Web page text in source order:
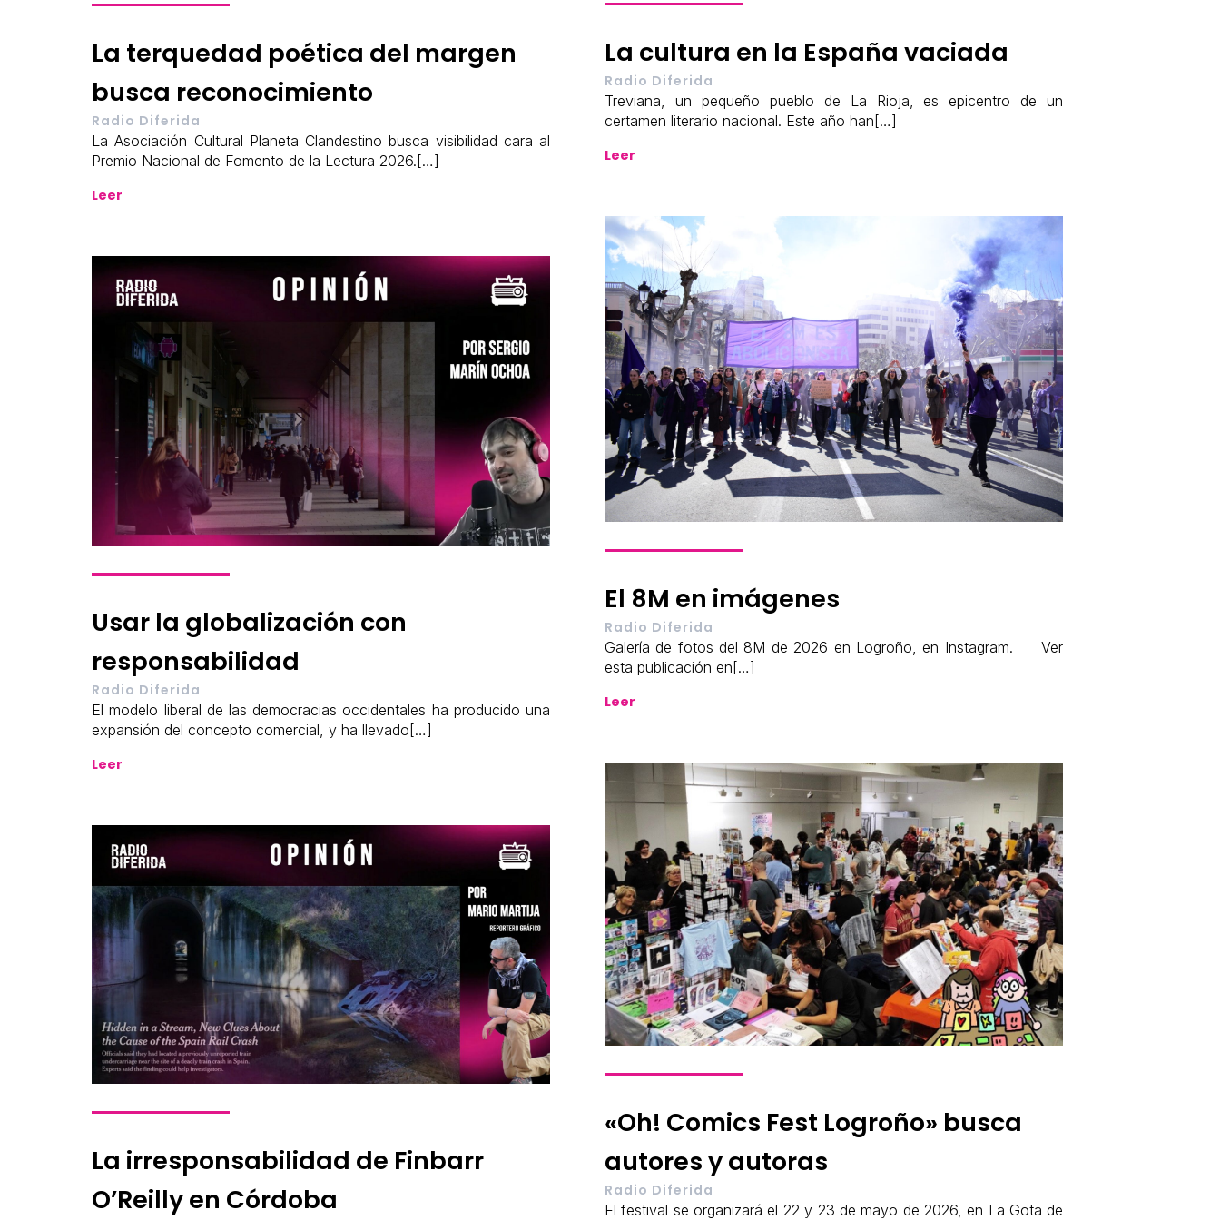
La cultura en la España vaciada
Radio Diferida
Treviana, un pequeño pueblo de La Rioja, es epicentro de un
certamen literario nacional. Este año han[…]
Leer
La terquedad poética del margen
busca reconocimiento
Radio Diferida
La Asociación Cultural Planeta Clandestino busca visibilidad cara al
Premio Nacional de Fomento de la Lectura 2026.[…]
Leer
El 8M en imágenes
Radio Diferida
Galería de fotos del 8M de 2026 en Logroño, en Instagram. Ver
esta publicación en[…]
Leer
Usar la globalización con
responsabilidad
Radio Diferida
El modelo liberal de las democracias occidentales ha producido una
expansión del concepto comercial, y ha llevado[…]
Leer
«Oh! Comics Fest Logroño» busca
autores y autoras
Radio Diferida
El festival se organizará el 22 y 23 de mayo de 2026, en La Gota de
La irresponsabilidad de Finbarr
O’Reilly en Córdoba